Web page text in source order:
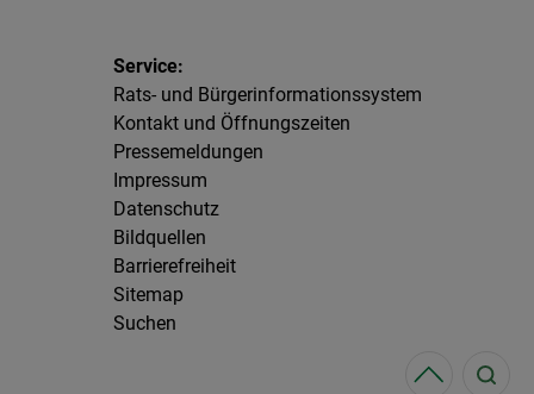
Rats- und Bürgerinformationssystem
Kontakt und Öffnungszeiten
Pressemeldungen
Impressum
Datenschutz
Bildquellen
Barrierefreiheit
Sitemap
Suchen